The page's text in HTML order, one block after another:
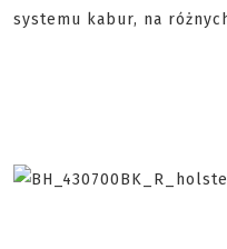
systemu kabur, na